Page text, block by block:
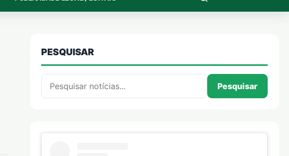
PESQUISAR
Pesquisar por:
Pesquisar